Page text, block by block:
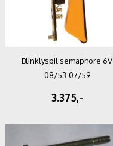
Blinklyspil semaphore 6V
08/53-07/59
3.375,-